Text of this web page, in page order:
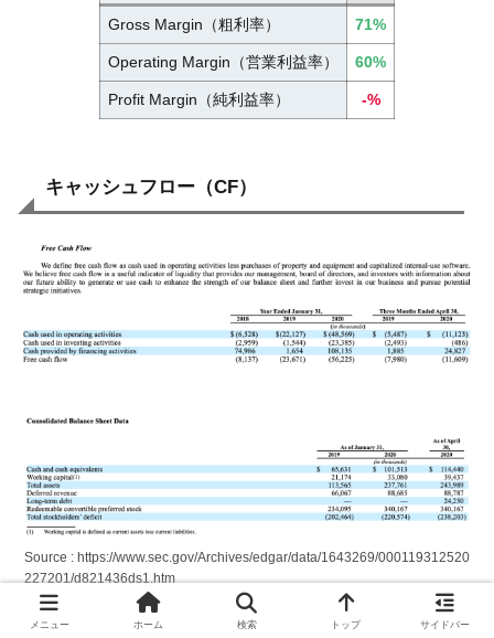
Gross Margin（粗利率） 71%
Operating Margin（営業利益率） 60%
Profit Margin（純利益率） -%
キャッシュフロー（CF）
Source : https://www.sec.gov/Archives/edgar/data/1643269/000119312520
227201/d821436ds1.htm
メニュー ホーム 検索 トップ サイドバー